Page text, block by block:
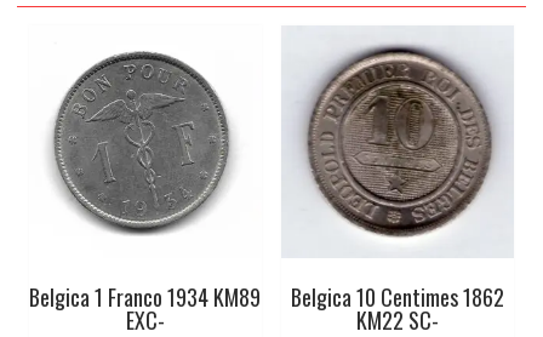
Belgica 1 Franco 1934 KM89
EXC-
Belgica 10 Centimes 1862
KM22 SC-